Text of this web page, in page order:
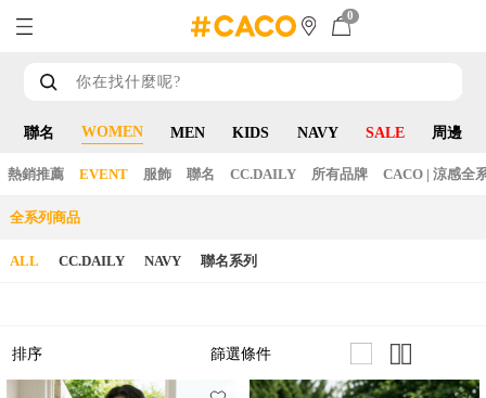
0
聯名 WOMEN MEN KIDS NAVY SALE 周邊
熱銷推薦 EVENT 服飾 聯名 CC.DAILY 所有品牌 CACO | 涼感全
全系列商品
ALL CC.DAILY NAVY 聯名系列
排序 篩選條件